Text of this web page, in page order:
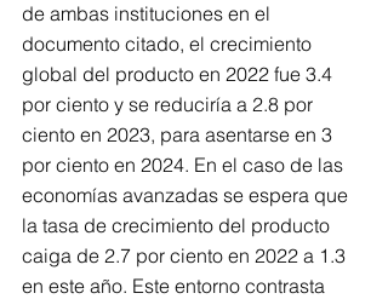
de ambas instituciones en el
documento citado, el crecimiento
global del producto en 2022 fue 3.4
por ciento y se reduciría a 2.8 por
ciento en 2023, para asentarse en 3
por ciento en 2024. En el caso de las
economías avanzadas se espera que
la tasa de crecimiento del producto
caiga de 2.7 por ciento en 2022 a 1.3
en este año. Este entorno contrasta